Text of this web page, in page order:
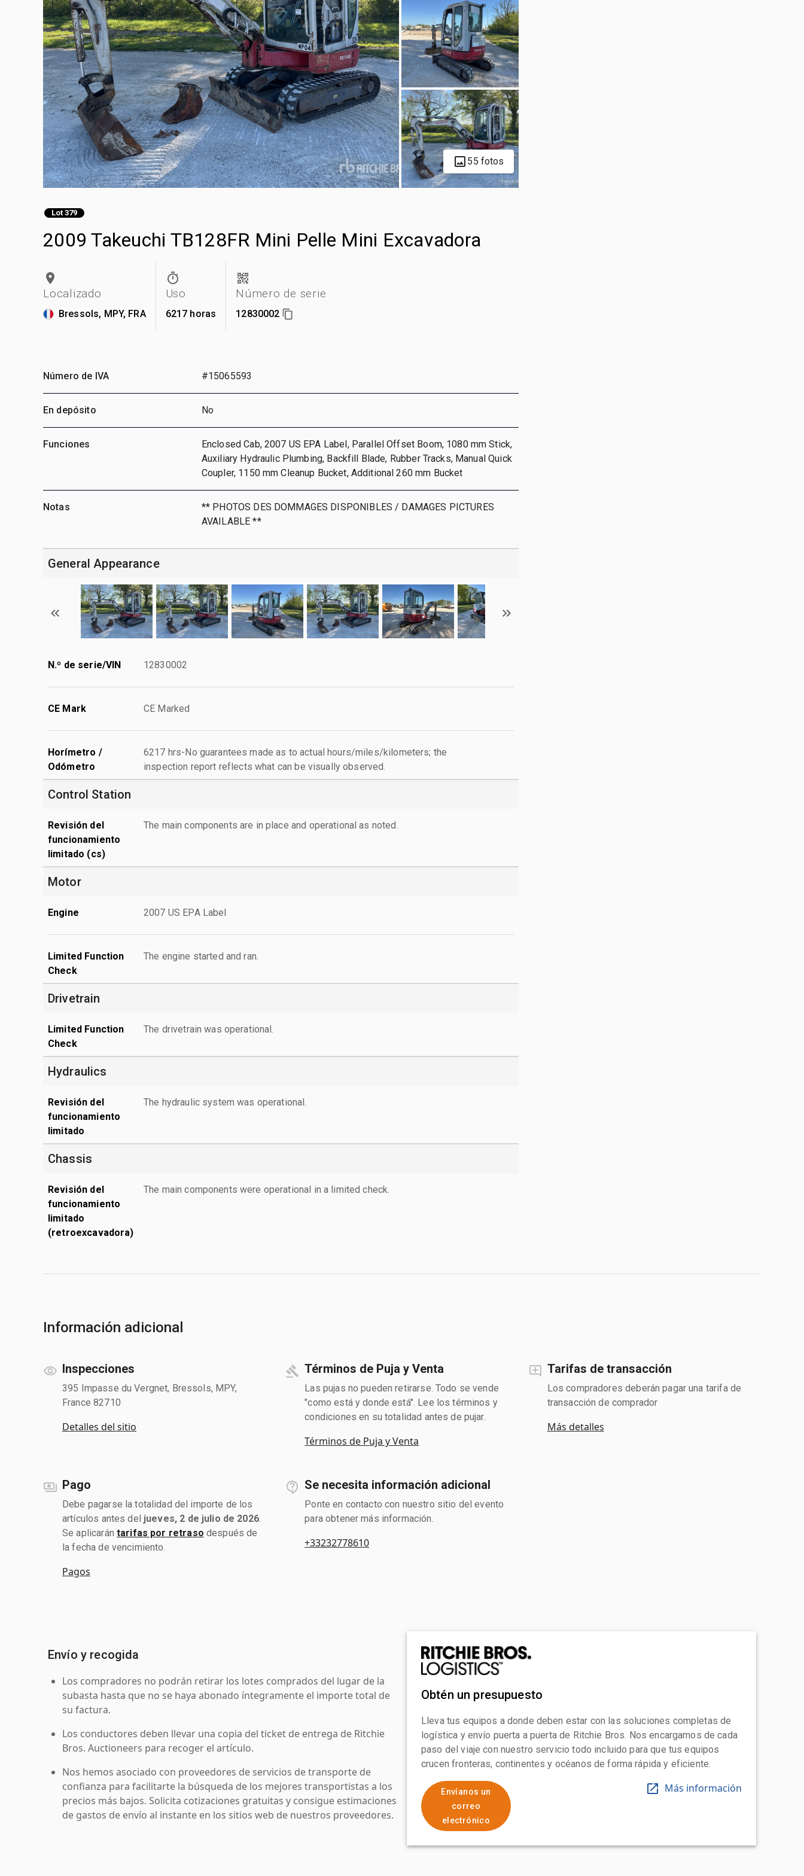
55 fotos
Lot 379
2009 Takeuchi TB128FR Mini Pelle Mini Excavadora
Localizado
Bressols, MPY, FRA
Uso
6217 horas
Número de serie
12830002
Número de IVA #15065593
En depósito No
Funciones
Enclosed Cab, 2007 US EPA Label, Parallel Offset Boom, 1080 mm Stick,
Auxiliary Hydraulic Plumbing, Backfill Blade, Rubber Tracks, Manual Quick
Coupler, 1150 mm Cleanup Bucket, Additional 260 mm Bucket
Notas
** PHOTOS DES DOMMAGES DISPONIBLES / DAMAGES PICTURES
AVAILABLE **
General Appearance
N.º de serie/VIN 12830002
CE Mark CE Marked
Horímetro /
Odómetro
6217 hrs-No guarantees made as to actual hours/miles/kilometers; the
inspection report reflects what can be visually observed.
Control Station
Revisión del
funcionamiento
limitado (cs)
The main components are in place and operational as noted.
Motor
Engine 2007 US EPA Label
Limited Function
Check
The engine started and ran.
Drivetrain
Limited Function
Check
The drivetrain was operational.
Hydraulics
Revisión del
funcionamiento
limitado
The hydraulic system was operational.
Chassis
Revisión del
funcionamiento
limitado
(retroexcavadora)
The main components were operational in a limited check.
Información adicional
Inspecciones
395 Impasse du Vergnet, Bressols, MPY,
France 82710
Detalles del sitio
Términos de Puja y Venta
Las pujas no pueden retirarse. Todo se vende
"como está y donde está". Lee los términos y
condiciones en su totalidad antes de pujar.
Términos de Puja y Venta
Tarifas de transacción
Los compradores deberán pagar una tarifa de
transacción de comprador
Más detalles
Pago
Debe pagarse la totalidad del importe de los
artículos antes del jueves, 2 de julio de 2026.
Se aplicarán tarifas por retraso después de
la fecha de vencimiento.
Pagos
Se necesita información adicional
Ponte en contacto con nuestro sitio del evento
para obtener más información.
+33232778610
Envío y recogida
Los compradores no podrán retirar los lotes comprados del lugar de la
subasta hasta que no se haya abonado íntegramente el importe total de
su factura.
Los conductores deben llevar una copia del ticket de entrega de Ritchie
Bros. Auctioneers para recoger el artículo.
Nos hemos asociado con proveedores de servicios de transporte de
confianza para facilitarte la búsqueda de los mejores transportistas a los
precios más bajos. Solicita cotizaciones gratuitas y consigue estimaciones
de gastos de envío al instante en los sitios web de nuestros proveedores.
Obtén un presupuesto
Lleva tus equipos a donde deben estar con las soluciones completas de
logística y envío puerta a puerta de Ritchie Bros. Nos encargamos de cada
paso del viaje con nuestro servicio todo incluido para que tus equipos
crucen fronteras, continentes y océanos de forma rápida y eficiente.
Envíanos un
correo
electrónico
Más información